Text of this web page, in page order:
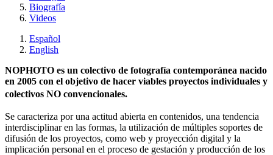
Biografía
Videos
Español
English
NOPHOTO es un colectivo de fotografía contemporánea nacido
en 2005 con el objetivo de hacer viables proyectos individuales y
colectivos NO convencionales.
Se caracteriza por una actitud abierta en contenidos, una tendencia
interdisciplinar en las formas, la utilización de múltiples soportes de
difusión de los proyectos, como web y proyección digital y la
implicación personal en el proceso de gestación y producción de los